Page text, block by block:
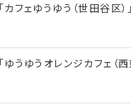
カフェゆうゆう（世田谷区
ゆうゆうオレンジカフェ（